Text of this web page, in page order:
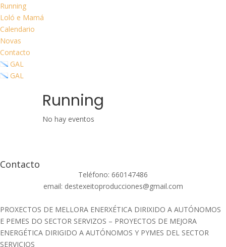
Running
Loló e Mamá
Calendario
Novas
Contacto
GAL
GAL
Running
No hay eventos
Contacto
Teléfono: 660147486
email: destexeitoproducciones@gmail.com
PROXECTOS DE MELLORA ENERXÉTICA DIRIXIDO A AUTÓNOMOS
E PEMES DO SECTOR SERVIZOS – PROYECTOS DE MEJORA
ENERGÉTICA DIRIGIDO A AUTÓNOMOS Y PYMES DEL SECTOR
SERVICIOS